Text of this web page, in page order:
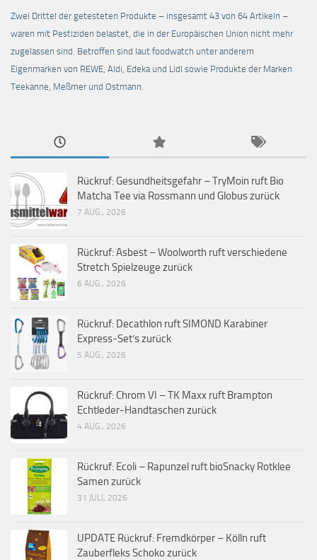
Zwei Drittel der getesteten Produkte – insgesamt 43 von 64 Artikeln –
waren mit Pestiziden belastet, die in der Europäischen Union nicht mehr
zugelassen sind. Betroffen sind laut foodwatch unter anderem
Eigenmarken von REWE, Aldi, Edeka und Lidl sowie Produkte der Marken
Teekanne, Meßmer und Ostmann.
Rückruf: Gesundheitsgefahr – TryMoin ruft Bio
Matcha Tee via Rossmann und Globus zurück
7 AUG., 2026
Rückruf: Asbest – Woolworth ruft verschiedene
Stretch Spielzeuge zurück
6 AUG., 2026
Rückruf: Decathlon ruft SIMOND Karabiner
Express-Set’s zurück
5 AUG., 2026
Rückruf: Chrom VI – TK Maxx ruft Brampton
Echtleder-Handtaschen zurück
4 AUG., 2026
Rückruf: Ecoli – Rapunzel ruft bioSnacky Rotklee
Samen zurück
31 JULI, 2026
UPDATE Rückruf: Fremdkörper – Kölln ruft
Zauberfleks Schoko zurück